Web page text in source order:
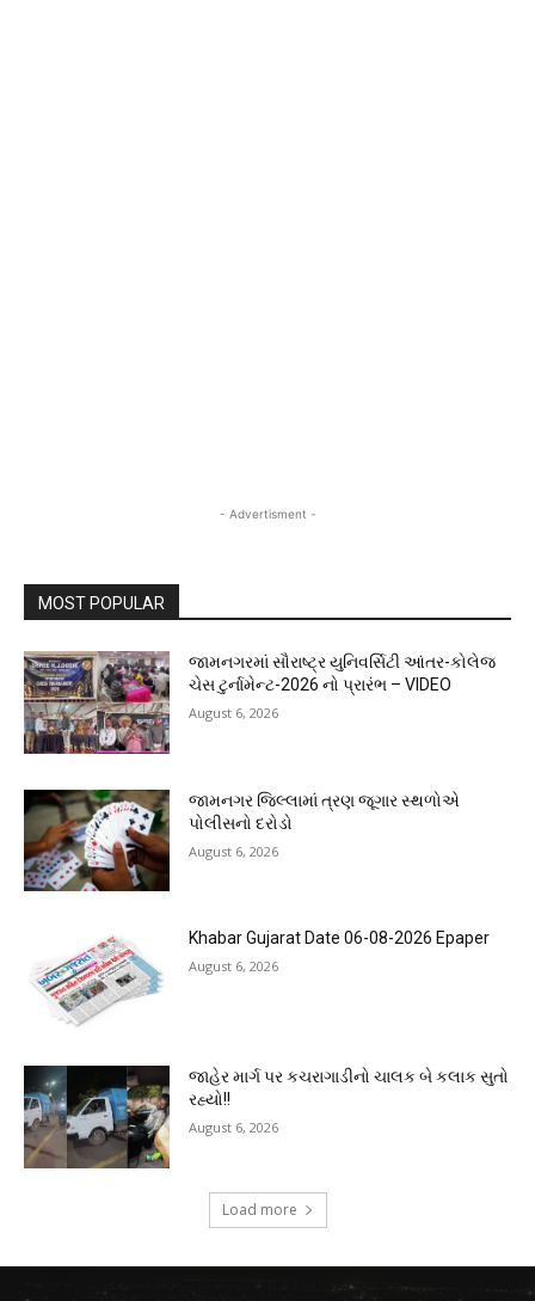
- Advertisment -
MOST POPULAR
જામનગરમાં સૌરાષ્ટ્ર યુનિવર્સિટી આંતર-કોલેજ
ચેસ ટુર્નામેન્ટ-2026 નો પ્રારંભ – VIDEO
August 6, 2026
જામનગર જિલ્લામાં ત્રણ જૂગાર સ્થળોએ
પોલીસનો દરોડો
August 6, 2026
Khabar Gujarat Date 06-08-2026 Epaper
August 6, 2026
જાહેર માર્ગ પર કચરાગાડીનો ચાલક બે કલાક સુતો
રહ્યો!!
August 6, 2026
Load more